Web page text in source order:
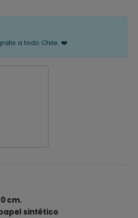
a todo Chile. ❤️
cm.
sintético